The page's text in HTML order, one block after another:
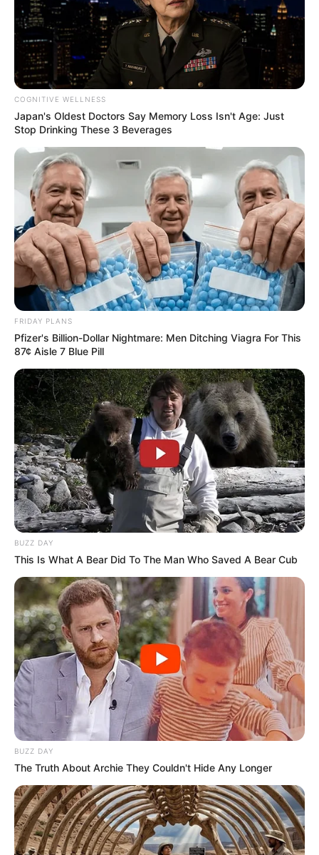
COGNITIVE WELLNESS
Japan's Oldest Doctors Say Memory Loss Isn't Age: Just
Stop Drinking These 3 Beverages
FRIDAY PLANS
Pfizer's Billion-Dollar Nightmare: Men Ditching Viagra For This
87¢ Aisle 7 Blue Pill
BUZZ DAY
This Is What A Bear Did To The Man Who Saved A Bear Cub
BUZZ DAY
The Truth About Archie They Couldn't Hide Any Longer